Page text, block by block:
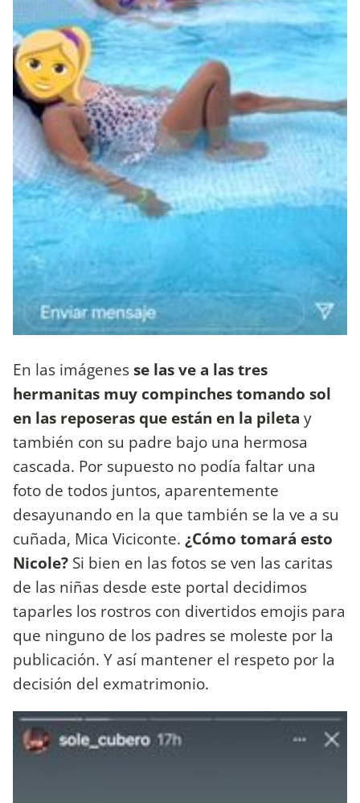
En las imágenesse las ve a las tres
hermanitas muy compinches tomando sol
en las reposeras que están en la pileta y
también con su padre bajo una hermosa
cascada. Por supuesto no podía faltar una
foto de todos juntos, aparentemente
desayunando en la que también se la ve a su
cuñada, Mica Viciconte. ¿Cómo tomará esto
Nicole? Si bien en las fotos se ven las caritas
de las niñas desde este portal decidimos
taparles los rostros con divertidos emojis para
que ninguno de los padres se moleste por la
publicación. Y así mantener el respeto por la
decisión del exmatrimonio.